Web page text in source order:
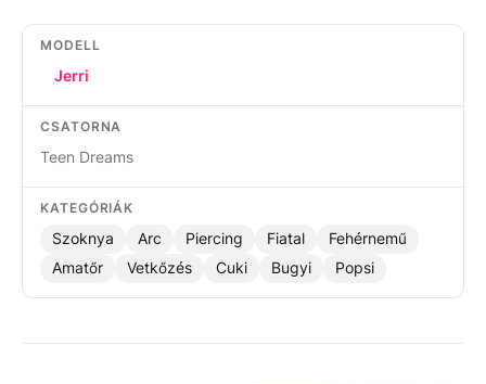
MODELL
Jerri
CSATORNA
Teen Dreams
KATEGÓRIÁK
Szoknya Arc Piercing Fiatal
Fehérnemű
Amatőr
Vetkőzés Cuki Bugyi Popsi